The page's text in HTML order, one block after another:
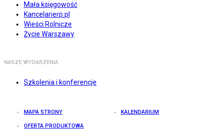
Mała księgowość
Kancelarierp.pl
Wieści Rolnicze
Życie Warszawy
NASZE WYDARZENIA
Szkolenia i konferencje
MAPA STRONY KALENDARIUM
OFERTA PRODUKTOWA